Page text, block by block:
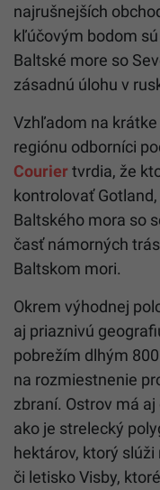
najrušnejších
kľúčovým bodom
Baltské more so
zásadnú úlohu v
Vzhľadom na
regiónu odborníci
Couriertvrdia, že
kontrolovať
Baltského mora so
časť námorných
Baltskom mori.
Okrem výhodnej
aj priaznivú
pobrežím dlhým
na rozmiestnenie
zbraní. Ostrov má
ako je strelecký
hektárov, ktorý
či letisko Visby,